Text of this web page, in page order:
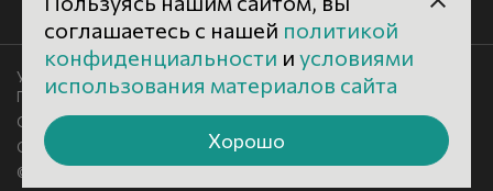
соглашаетесь с нашей политикой
конфиденциальности и условиями
использования материалов сайта
Хорошо
Условия использования материалов сайта
Политика конфиденциальности
Сделано в 500na700
Старая версия сайта
© 2026 Великоустюгский музей-заповедник.